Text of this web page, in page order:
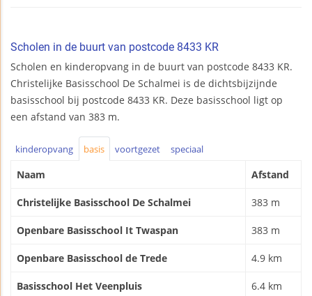
Scholen in de buurt van postcode 8433 KR
Scholen en kinderopvang in de buurt van postcode 8433 KR.
Christelijke Basisschool De Schalmei is de dichtsbijzijnde
basisschool bij postcode 8433 KR. Deze basisschool ligt op
een afstand van 383 m.
kinderopvang basis voortgezet speciaal
Naam Afstand
Christelijke Basisschool De Schalmei 383 m
Openbare Basisschool It Twaspan 383 m
Openbare Basisschool de Trede 4.9 km
Basisschool Het Veenpluis 6.4 km